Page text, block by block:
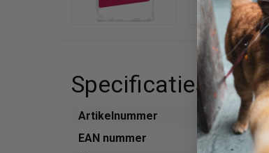
Specificaties
Artikelnummer
EAN nummer